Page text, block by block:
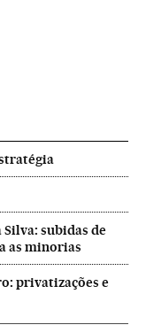
subidas de
as minorias
privatizações e